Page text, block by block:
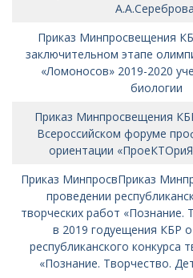
Приказ Минпросвещения
заключительном этапе
«Ломоносов» 2019-2020
биологии
Приказ Минпросвещения
Всероссийском форуме
ориентации
Приказ МинпросвПриказ
проведении
творческих работ «Познание.
в 2019 годуещения КБР
республиканского конкурса
«Познание. Творчество.